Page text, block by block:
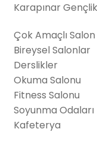
Karapınar
Çok Amaçlı Salon
Bireysel Salonlar
Derslikler
Okuma Salonu
Fitness Salonu
Soyunma Odaları
Kafeterya